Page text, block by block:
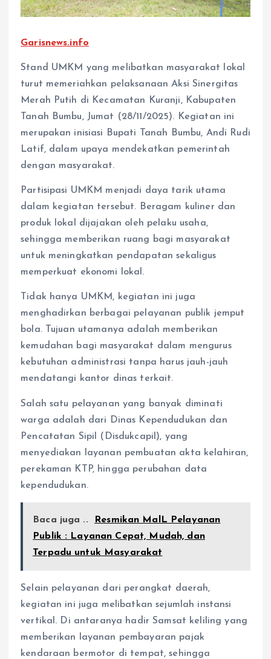
Garisnews.info
Stand UMKM yang melibatkan masyarakat lokal
turut memeriahkan pelaksanaan Aksi Sinergitas
Merah Putih di Kecamatan Kuranji, Kabupaten
Tanah Bumbu, Jumat (28/11/2025). Kegiatan ini
merupakan inisiasi Bupati Tanah Bumbu, Andi Rudi
Latif, dalam upaya mendekatkan pemerintah
dengan masyarakat.
Partisipasi UMKM menjadi daya tarik utama
dalam kegiatan tersebut. Beragam kuliner dan
produk lokal dijajakan oleh pelaku usaha,
sehingga memberikan ruang bagi masyarakat
untuk meningkatkan pendapatan sekaligus
memperkuat ekonomi lokal.
Tidak hanya UMKM, kegiatan ini juga
menghadirkan berbagai pelayanan publik jemput
bola. Tujuan utamanya adalah memberikan
kemudahan bagi masyarakat dalam mengurus
kebutuhan administrasi tanpa harus jauh-jauh
mendatangi kantor dinas terkait.
Salah satu pelayanan yang banyak diminati
warga adalah dari Dinas Kependudukan dan
Pencatatan Sipil (Disdukcapil), yang
menyediakan layanan pembuatan akta kelahiran,
perekaman KTP, hingga perubahan data
kependudukan.
Baca juga ..
Resmikan MalL Pelayanan
Publik : Layanan Cepat, Mudah, dan
Terpadu untuk Masyarakat
Selain pelayanan dari perangkat daerah,
kegiatan ini juga melibatkan sejumlah instansi
vertikal. Di antaranya hadir Samsat keliling yang
memberikan layanan pembayaran pajak
kendaraan bermotor di tempat, sehingga